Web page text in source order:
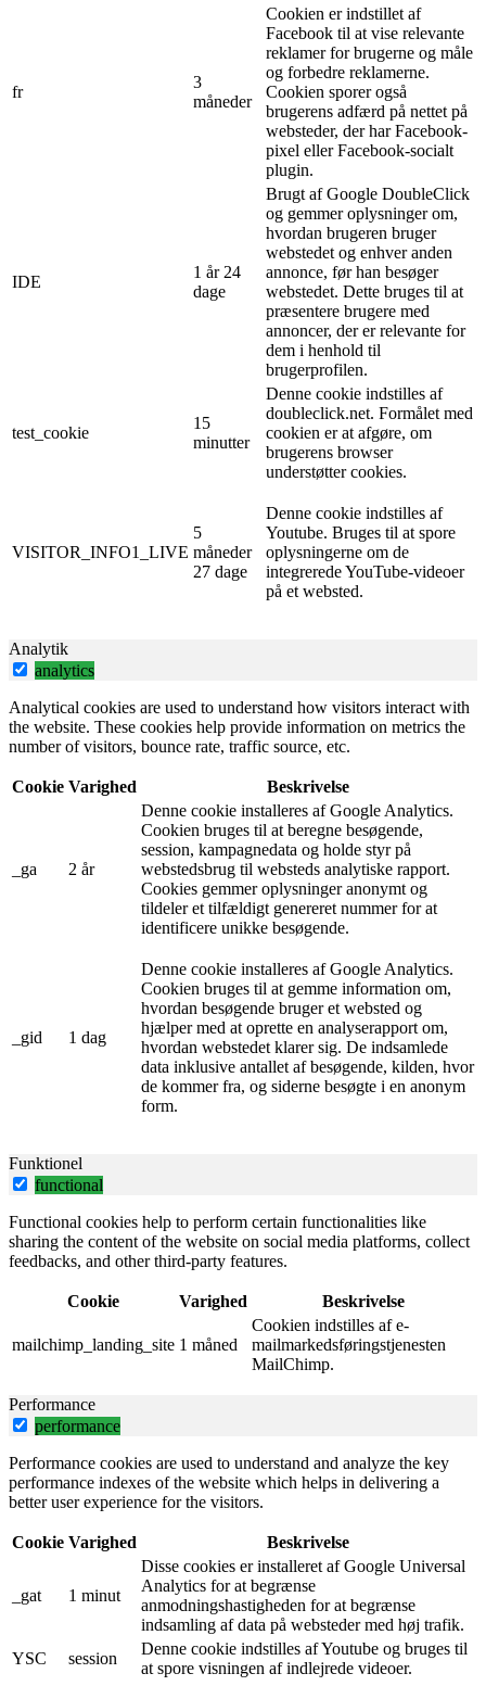
fr
3
måneder
Cookien er indstillet af
Facebook til at vise relevante
reklamer for brugerne og måle
og forbedre reklamerne.
Cookien sporer også
brugerens adfærd på nettet på
websteder, der har Facebook-
pixel eller Facebook-socialt
plugin.
IDE
1 år 24
dage
Brugt af Google DoubleClick
og gemmer oplysninger om,
hvordan brugeren bruger
webstedet og enhver anden
annonce, før han besøger
webstedet. Dette bruges til at
præsentere brugere med
annoncer, der er relevante for
dem i henhold til
brugerprofilen.
test_cookie
15
minutter
Denne cookie indstilles af
doubleclick.net. Formålet med
cookien er at afgøre, om
brugerens browser
understøtter cookies.
VISITOR_INFO1_LIVE
5
måneder
27 dage
Denne cookie indstilles af
Youtube. Bruges til at spore
oplysningerne om de
integrerede YouTube-videoer
på et websted.
Analytik
analytics
Analytical cookies are used to understand how visitors interact with
the website. These cookies help provide information on metrics the
number of visitors, bounce rate, traffic source, etc.
Cookie Varighed Beskrivelse
_ga 2 år
Denne cookie installeres af Google Analytics.
Cookien bruges til at beregne besøgende,
session, kampagnedata og holde styr på
webstedsbrug til websteds analytiske rapport.
Cookies gemmer oplysninger anonymt og
tildeler et tilfældigt genereret nummer for at
identificere unikke besøgende.
_gid 1 dag
Denne cookie installeres af Google Analytics.
Cookien bruges til at gemme information om,
hvordan besøgende bruger et websted og
hjælper med at oprette en analyserapport om,
hvordan webstedet klarer sig. De indsamlede
data inklusive antallet af besøgende, kilden, hvor
de kommer fra, og siderne besøgte i en anonym
form.
Funktionel
functional
Functional cookies help to perform certain functionalities like
sharing the content of the website on social media platforms, collect
feedbacks, and other third-party features.
Cookie Varighed Beskrivelse
mailchimp_landing_site 1 måned
Cookien indstilles af e-
mailmarkedsføringstjenesten
MailChimp.
Performance
performance
Performance cookies are used to understand and analyze the key
performance indexes of the website which helps in delivering a
better user experience for the visitors.
Cookie Varighed Beskrivelse
_gat 1 minut
Disse cookies er installeret af Google Universal
Analytics for at begrænse
anmodningshastigheden for at begrænse
indsamling af data på websteder med høj trafik.
YSC
session
Denne cookie indstilles af Youtube og bruges til
at spore visningen af ​​indlejrede videoer.